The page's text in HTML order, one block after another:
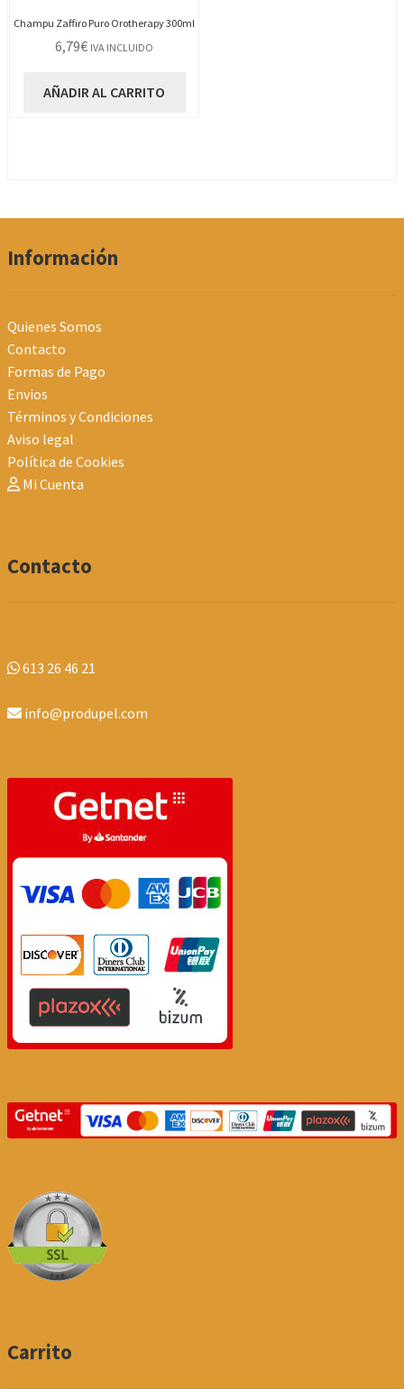
Champu Zaffiro Puro Orotherapy 300ml
6,79€ IVA INCLUIDO
AÑADIR AL CARRITO
Información
Quienes Somos
Contacto
Formas de Pago
Envios
Términos y Condiciones
Aviso legal
Política de Cookies
Mi Cuenta
Contacto
613 26 46 21
info@produpel.com
Carrito